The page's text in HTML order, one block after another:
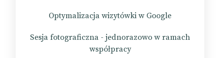
Optymalizacja wizytówki w Google
Sesja fotograficzna - jednorazowo w ramach
współpracy